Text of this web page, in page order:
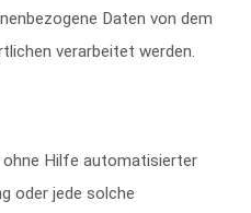
Daten von dem
verarbeitet werden.
Hilfe automatisierter
oder jede solche